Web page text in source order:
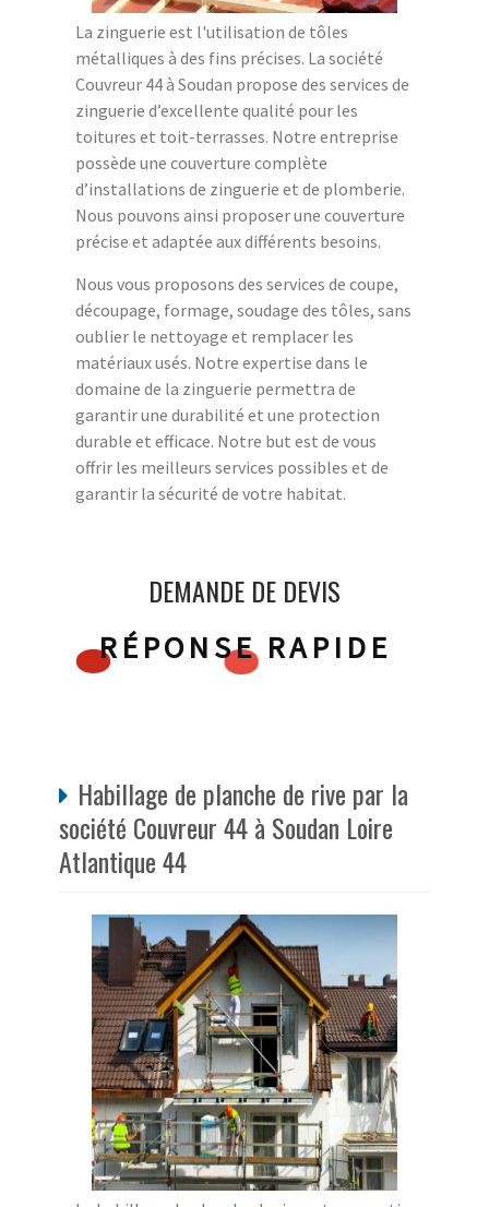
La zinguerie est l'utilisation de tôles
métalliques à des fins précises. La société
Couvreur 44 à Soudan propose des services de
zinguerie d’excellente qualité pour les
toitures et toit-terrasses. Notre entreprise
possède une couverture complète
d’installations de zinguerie et de plomberie.
Nous pouvons ainsi proposer une couverture
précise et adaptée aux différents besoins.
Nous vous proposons des services de coupe,
découpage, formage, soudage des tôles, sans
oublier le nettoyage et remplacer les
matériaux usés. Notre expertise dans le
domaine de la zinguerie permettra de
garantir une durabilité et une protection
durable et efficace. Notre but est de vous
offrir les meilleurs services possibles et de
garantir la sécurité de votre habitat.
DEMANDE DE DEVIS
RÉPONSE RAPIDE
Habillage de planche de rive par la
société Couvreur 44 à Soudan Loire
Atlantique 44